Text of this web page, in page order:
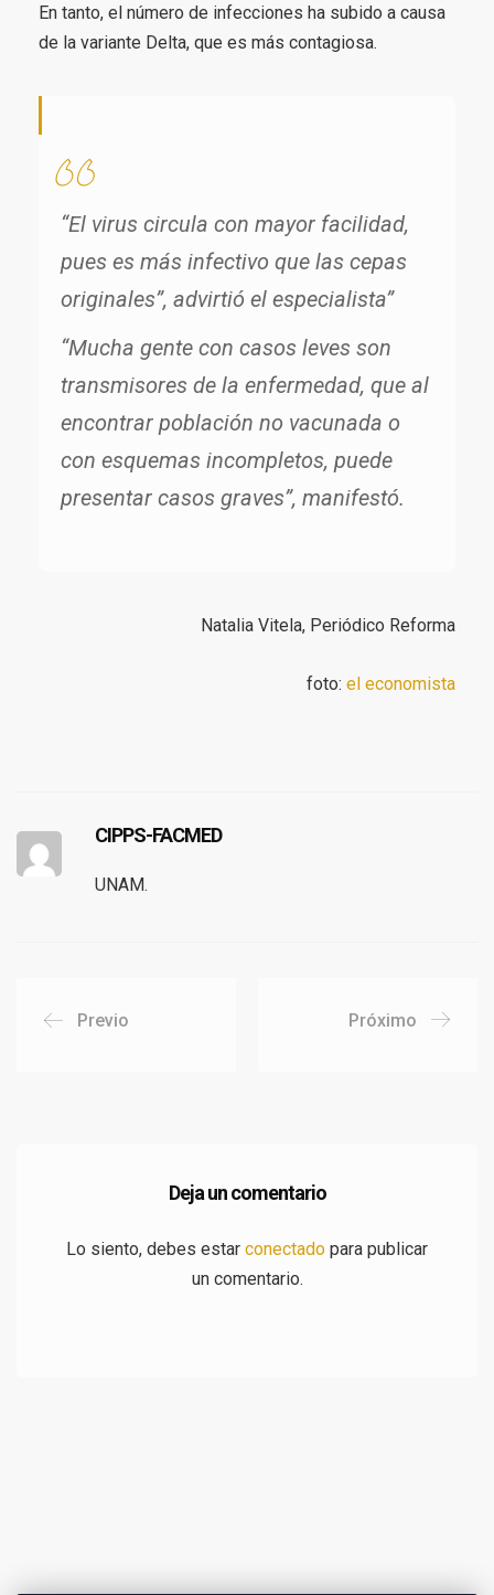
En tanto, el número de infecciones ha subido a causa
de la variante Delta, que es más contagiosa.
“El virus circula con mayor facilidad,
pues es más infectivo que las cepas
originales”, advirtió el especialista”
“Mucha gente con casos leves son
transmisores de la enfermedad, que al
encontrar población no vacunada o
con esquemas incompletos, puede
presentar casos graves”, manifestó.
Natalia Vitela, Periódico Reforma
foto: el economista
CIPPS-FACMED
UNAM.
Previo Próximo
Deja un comentario
Lo siento, debes estar conectado para publicar
un comentario.